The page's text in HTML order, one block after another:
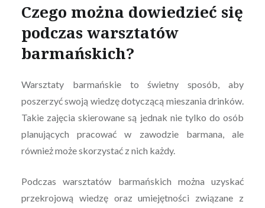
Czego można dowiedzieć się
podczas warsztatów
barmańskich?
Warsztaty barmańskie to świetny sposób, aby
poszerzyć swoją wiedzę dotyczącą mieszania drinków.
Takie zajęcia skierowane są jednak nie tylko do osób
planujących pracować w zawodzie barmana, ale
również może skorzystać z nich każdy.
Podczas warsztatów barmańskich można uzyskać
przekrojową wiedzę oraz umiejętności związane z